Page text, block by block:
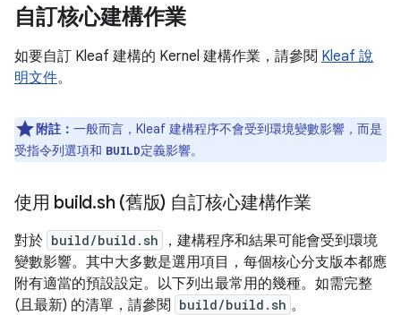
自訂核心建構作業
如要自訂 Kleaf 建構的 Kernel 建構作業，請參閱 Kleaf 說
明文件。
附註： 一般而言，Kleaf 建構程序不會受到環境變數影響，而是
受指令列選項和 BUILD定義影響。
使用 build.sh (舊版) 自訂核心建構作業
對於 build/build.sh
，建構程序和結果可能會受到環境
變數影響。其中大多數是選用項目，每個核心分支版本都應
附有適當的預設設定。以下列出最常用的幾種。如需完整
(且最新) 的清單，請參閱
build/build.sh 。